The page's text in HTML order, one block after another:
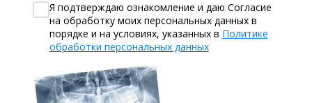
Я подтверждаю ознакомление и даю Согласие
на обработку моих персональных данных в
порядке и на условиях, указанных в Политике
обработки персональных данных